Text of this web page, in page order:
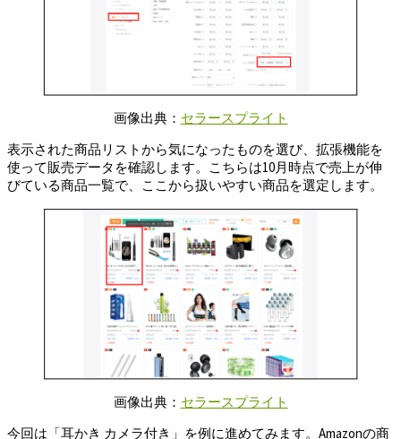
画像出典： セラースプライト
表示された商品リストから気になったものを選び、拡張機能を
使って販売データを確認します。こちらは10月時点で売上が伸
びている商品一覧で、ここから扱いやすい商品を選定します。
画像出典： セラースプライト
今回は「耳かき カメラ付き」を例に進めてみます。Amazonの商